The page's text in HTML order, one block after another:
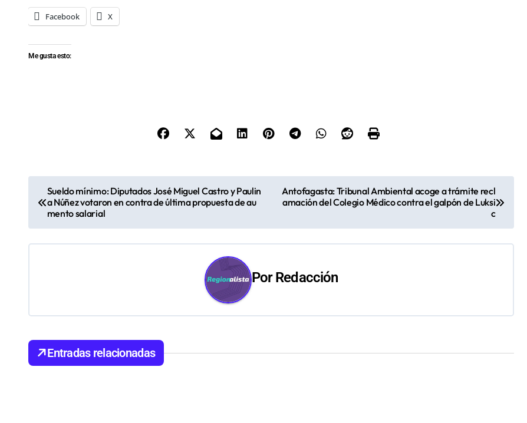
Facebook X
Me gusta esto:
v
i
Sueldo mínimo: Diputados José Miguel Castro y Paulin
a Núñez votaron en contra de última propuesta de au
mento salarial
Antofagasta: Tribunal Ambiental acoge a trámite recl
amación del Colegio Médico contra el galpón de Luksi
c
PorRedacción
Entradas relacionadas